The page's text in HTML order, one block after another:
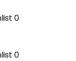
0
0